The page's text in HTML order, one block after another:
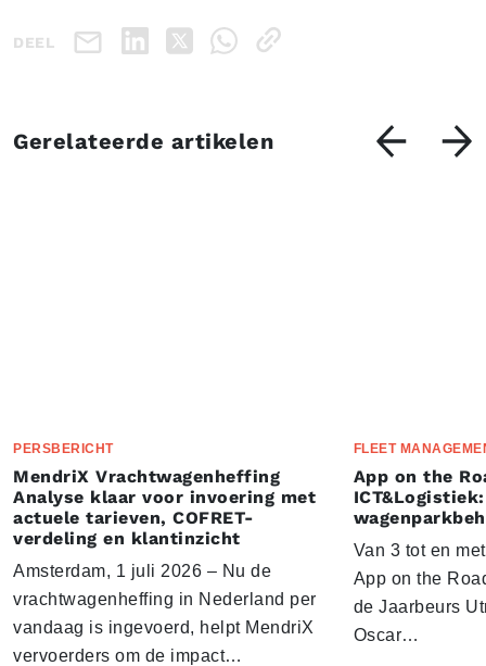
DEEL
Gerelateerde artikelen
PERSBERICHT
MendriX Vrachtwagenheffing
Analyse klaar voor invoering met
actuele tarieven, COFRET-
verdeling en klantinzicht
Amsterdam, 1 juli 2026 – Nu de
vrachtwagenheffing in Nederland per
vandaag is ingevoerd, helpt MendriX
vervoerders om de impact…
FLEET
App on the
Van 3 tot en
App on the
de Jaarbeurs
Oscar…